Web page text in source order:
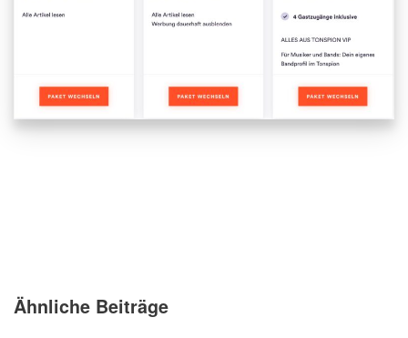
Ähnliche Beiträge